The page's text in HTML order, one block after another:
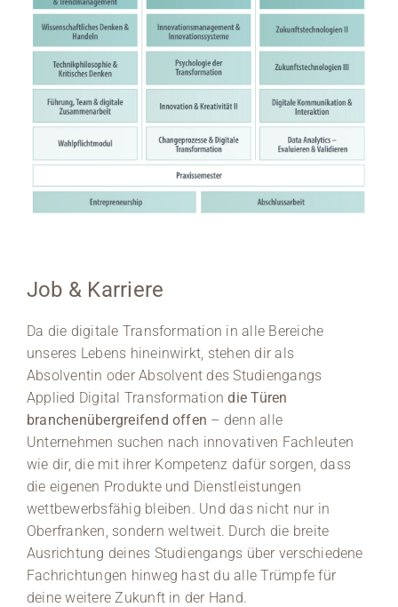
Job & Karriere
Da die digitale Transformation in alle Bereiche
unseres Lebens hineinwirkt, stehen dir als
Absolventin oder Absolvent des Studiengangs
Applied Digital Transformationdie Türen
branchenübergreifend offen – denn alle
Unternehmen suchen nach innovativen Fachleuten
wie dir, die mit ihrer Kompetenz dafür sorgen, dass
die eigenen Produkte und Dienstleistungen
wettbewerbsfähig bleiben. Und das nicht nur in
Oberfranken, sondern weltweit. Durch die breite
Ausrichtung deines Studiengangs über verschiedene
Fachrichtungen hinweg hast du alle Trümpfe für
deine weitere Zukunft in der Hand.